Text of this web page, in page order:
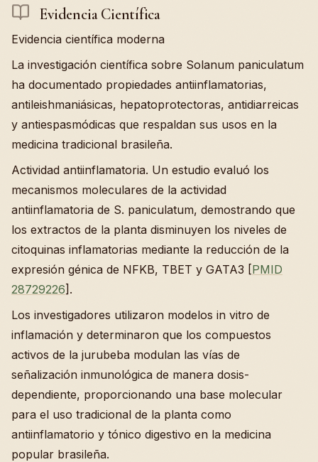
Evidencia Científica
Evidencia científica moderna
La investigación científica sobre Solanum paniculatum
ha documentado propiedades antiinflamatorias,
antileishmaniásicas, hepatoprotectoras, antidiarreicas
y antiespasmódicas que respaldan sus usos en la
medicina tradicional brasileña.
Actividad antiinflamatoria. Un estudio evaluó los
mecanismos moleculares de la actividad
antiinflamatoria de S. paniculatum, demostrando que
los extractos de la planta disminuyen los niveles de
citoquinas inflamatorias mediante la reducción de la
expresión génica de NFKB, TBET y GATA3 [PMID
28729226].
Los investigadores utilizaron modelos in vitro de
inflamación y determinaron que los compuestos
activos de la jurubeba modulan las vías de
señalización inmunológica de manera dosis-
dependiente, proporcionando una base molecular
para el uso tradicional de la planta como
antiinflamatorio y tónico digestivo en la medicina
popular brasileña.